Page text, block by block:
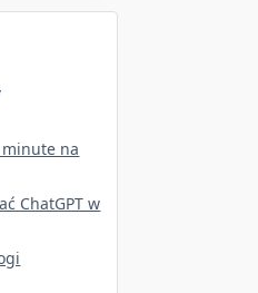
minute na
ChatGPT w